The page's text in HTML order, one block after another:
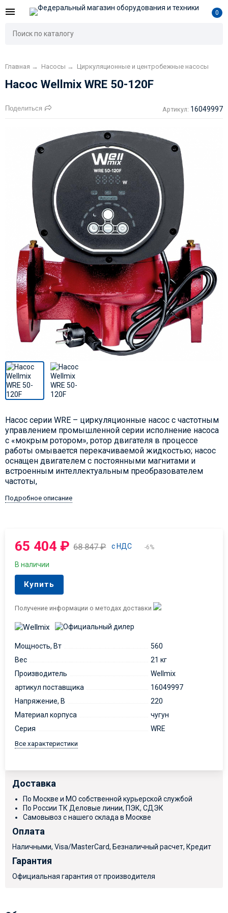
0
Главная → Насосы → Циркуляционные и центробежные насосы
Насос Wellmix WRE 50-120F
Поделиться Артикул: 16049997
Насос серии WRE – циркуляционные насос с частотным
управлением промышленной серии исполнение насоса
с «мокрым ротором», ротор двигателя в процессе
работы омывается перекачиваемой жидкостью; насос
оснащен двигателем с постоянными магнитами и
встроенным интеллектуальным преобразователем
частоты,
Подробное описание
65 404₽ 68 847₽ с НДС -6%
В наличии
Купить
Получение информации о методах доставки
Мощность, Вт
560
Вес
21 кг
Производитель
Wellmix
артикул поставщика
16049997
Напряжение, В
220
Материал корпуса
чугун
Серия
WRE
Все характеристики
Доставка
По Москве и МО собственной курьерской службой
По России ТК Деловые линии, ПЭК, СДЭК
Самовывоз с нашего склада в Москве
Оплата
Наличными, Visa/MasterCard, Безналичный расчет, Кредит
Гарантия
Официальная гарантия от производителя